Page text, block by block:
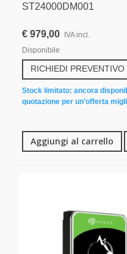
ST24000DM001
€ 979,00 IVA incl.
Disponibile
RICHIEDI PREVENTIVO
Stock limitato: ancora
quotazione per un’offerta
Aggiungi al carrello